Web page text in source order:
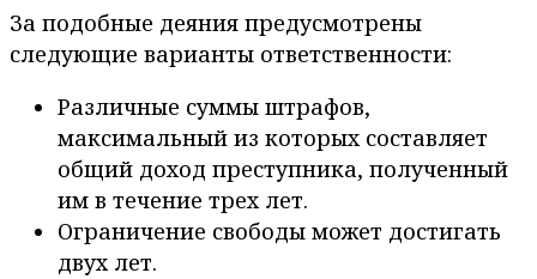
За подобные деяния предусмотрены
следующие варианты ответственности:
Различные суммы штрафов,
максимальный из которых составляет
общий доход преступника, полученный
им в течение трех лет.
Ограничение свободы может достигать
двух лет.